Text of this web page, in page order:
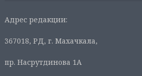
Адрес редакции:
367018, РД, г. Махачкала,
пр. Насрутдинова 1А